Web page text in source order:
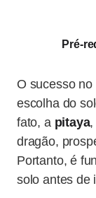
Pré-
O sucesso
escolha do
fato, a pitaya,
dragão,
Portanto, é
solo antes de